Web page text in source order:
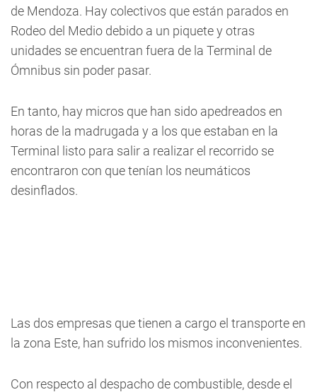
de Mendoza. Hay colectivos que están parados en
Rodeo del Medio debido a un piquete y otras
unidades se encuentran fuera de la Terminal de
Ómnibus sin poder pasar.
En tanto, hay micros que han sido apedreados en
horas de la madrugada y a los que estaban en la
Terminal listo para salir a realizar el recorrido se
encontraron con que tenían los neumáticos
desinflados.
Las dos empresas que tienen a cargo el transporte en
la zona Este, han sufrido los mismos inconvenientes.
Con respecto al despacho de combustible, desde el